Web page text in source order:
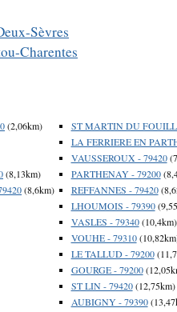
Sèvres
Charentes
(2,06km)
(8,13km)
(8,6km)
ST MARTIN DU
LA FERRIERE EN
VAUSSEROUX - 79420
PARTHENAY - 79200
REFFANNES - 79420
LHOUMOIS - 79390
VASLES - 79340(10,4km)
VOUHE - 79310
LE TALLUD - 79200
GOURGE - 79200
ST LIN - 79420(12,75km)
AUBIGNY - 79390